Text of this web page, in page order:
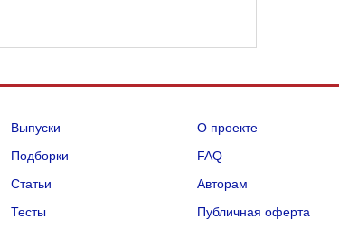
Выпуски
Подборки
Статьи
Тесты
О проекте
FAQ
Авторам
Публичная оферта